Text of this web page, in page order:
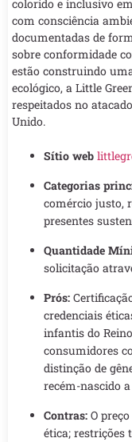
colorido e inclusivo
com consciência
documentadas de
sobre conformidade
estão construindo
ecológico, a Little
respeitados no
Unido.
Sítio web
Categorias
comércio justo,
presentes
Quantidade
solicitação
Prós:
credenciais
infantis do
consumidores
distinção de
recém-nascido
Contras: O
ética; restrições